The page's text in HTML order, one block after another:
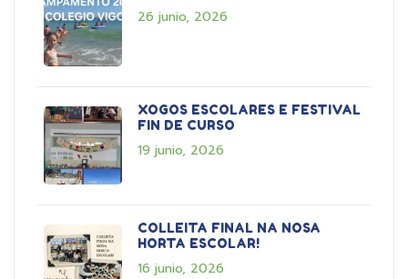
26 junio, 2026
XOGOS ESCOLARES E FESTIVAL
FIN DE CURSO
19 junio, 2026
COLLEITA FINAL NA NOSA
HORTA ESCOLAR!
16 junio, 2026